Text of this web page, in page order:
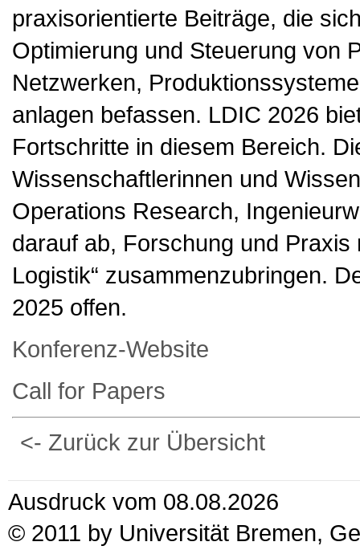
praxisorientierte Beiträge, die
Optimierung und Steuerung von
Netzwerken,
anlagen befassen. LDIC 2026
Fortschritte in diesem Bereich.
Wissenschaftlerinnen und
Operations Research,
darauf ab, Forschung und
Logistik“ zusammenzubringen.
2025 offen.
Konferenz-Website
Call for Papers
<- Zurück zur Übersicht
Ausdruck vom 08.08.2026
© 2011 by Universität Bremen,